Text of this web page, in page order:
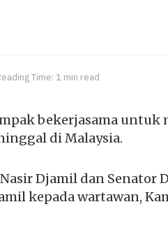
Time: 1 min read
bekerjasama untuk
di Malaysia.
Djamil dan Senator
kepada wartawan,